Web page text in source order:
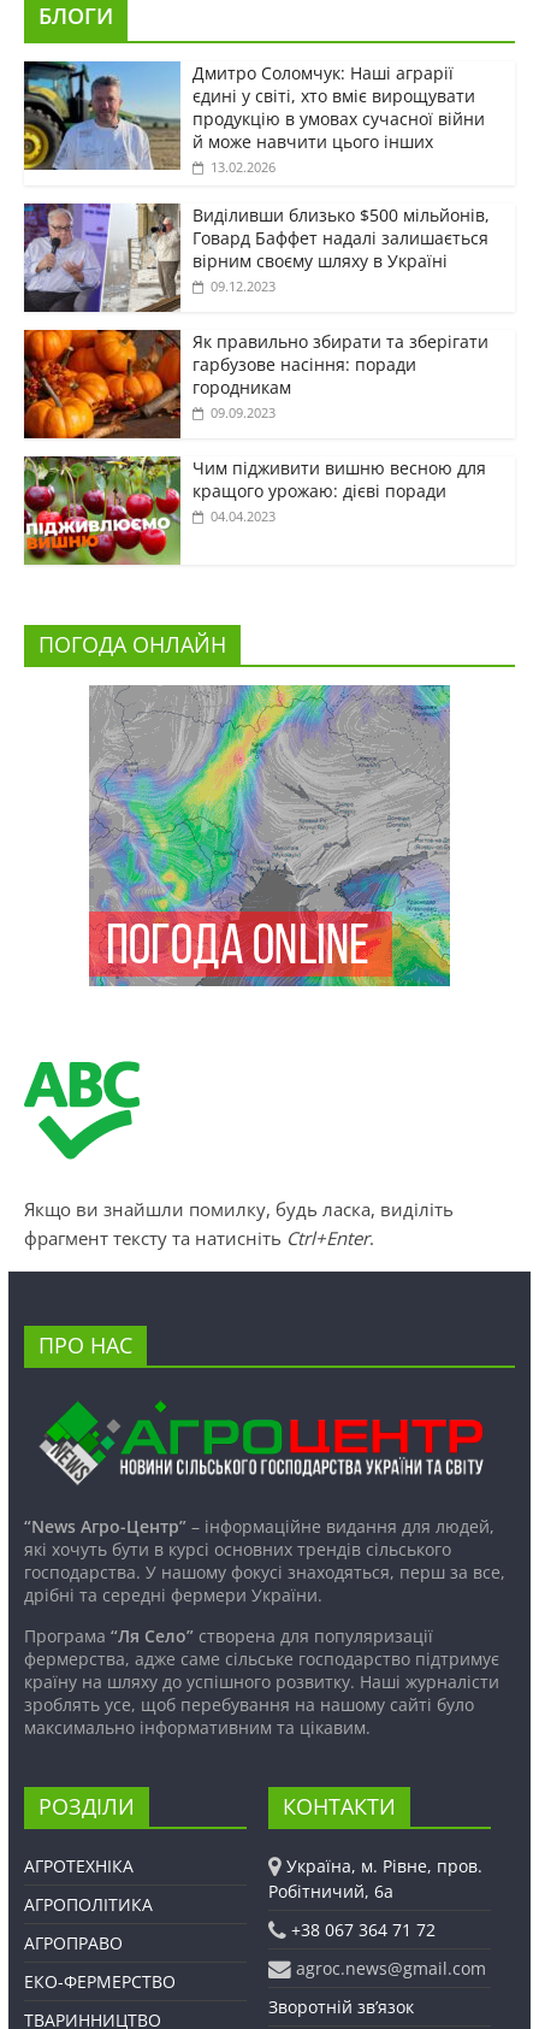
БЛОГИ
Дмитро Соломчук: Наші аграрії
єдині у світі, хто вміє вирощувати
продукцію в умовах сучасної війни
й може навчити цього інших
13.02.2026
Виділивши близько $500 мільйонів,
Говард Баффет надалі залишається
вірним своєму шляху в Україні
09.12.2023
Як правильно збирати та зберігати
гарбузове насіння: поради
городникам
09.09.2023
Чим підживити вишню весною для
кращого урожаю: дієві поради
04.04.2023
ПОГОДА ОНЛАЙН
Якщо ви знайшли помилку, будь ласка, виділіть
фрагмент тексту та натисніть Ctrl+Enter.
ПРО НАС
“News Агро-Центр”– інформаційне видання для людей,
які хочуть бути в курсі основних трендів сільського
господарства. У нашому фокусі знаходяться, перш за все,
дрібні та середні фермери України.
Програма “Ля Село”створена для популяризації
фермерства, адже саме сільське господарство підтримує
країну на шляху до успішного розвитку. Наші журналісти
зроблять усе, щоб перебування на нашому сайті було
максимально інформативним та цікавим.
РОЗДІЛИ
АГРОТЕХНІКА
АГРОПОЛІТИКА
АГРОПРАВО
ЕКО-ФЕРМЕРСТВО
ТВАРИННИЦТВО
КОНТАКТИ
Україна, м. Рівне, пров.
Робітничий, 6а
+38 067 364 71 72
agroc.news@gmail.com
Зворотній зв’язок